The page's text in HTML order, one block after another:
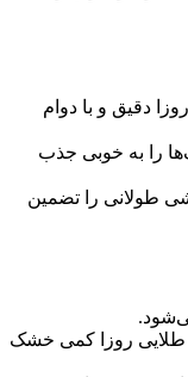
طلایی روزا دقیق و با دوام
را به خوبی جذب
طولانی را تضمین
مو نقاشی سایز 4 دسته طلایی روزا کمی خشک